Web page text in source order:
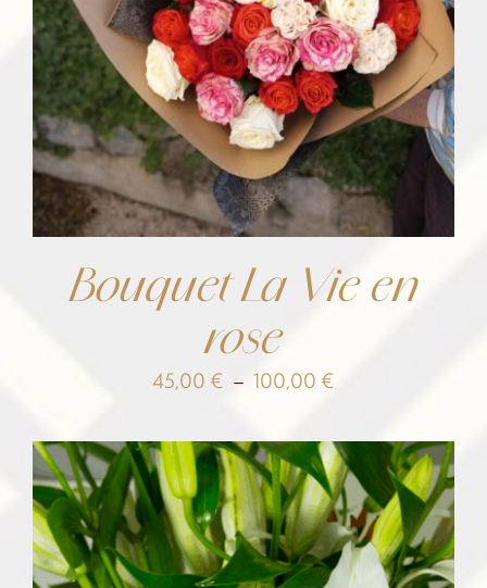
Bouquet La Vie en
rose
45,00 € – 100,00 €
prix :
45,00 €
à
100,00 €